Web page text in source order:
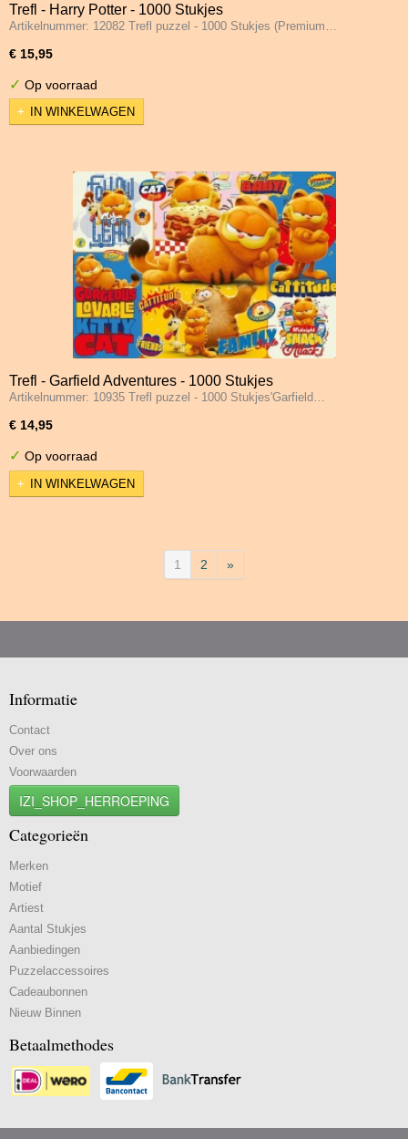
Trefl - Harry Potter - 1000 Stukjes
Artikelnummer: 12082 Trefl puzzel - 1000 Stukjes (Premium…
€ 15,95
✓ Op voorraad
IN WINKELWAGEN
Trefl - Garfield Adventures - 1000 Stukjes
Artikelnummer: 10935 Trefl puzzel - 1000 Stukjes'Garfield…
€ 14,95
✓ Op voorraad
IN WINKELWAGEN
1 2 »
Informatie
Contact
Over ons
Voorwaarden
IZI_SHOP_HERROEPING
Categorieën
Merken
Motief
Artiest
Aantal Stukjes
Aanbiedingen
Puzzelaccessoires
Cadeaubonnen
Nieuw Binnen
Betaalmethodes